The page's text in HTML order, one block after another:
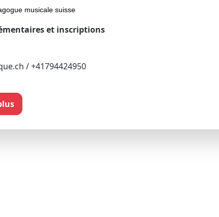
musicale suisse
et inscriptions
/ +41794424950